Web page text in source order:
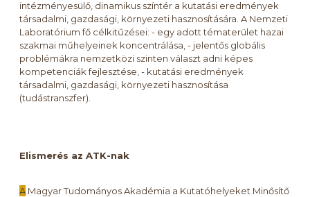
intézményesülő, dinamikus színtér a kutatási eredmények
társadalmi, gazdasági, környezeti hasznosítására. A Nemzeti
Laboratórium fő célkitűzései: - egy adott tématerület hazai
szakmai műhelyeinek koncentrálása, - jelentős globális
problémákra nemzetközi szinten választ adni képes
kompetenciák fejlesztése, - kutatási eredmények
társadalmi, gazdasági, környezeti hasznosítása
(tudástranszfer).
Elismerés az ATK-nak
A Magyar Tudományos Akadémia a Kutatóhelyeket Minősítő